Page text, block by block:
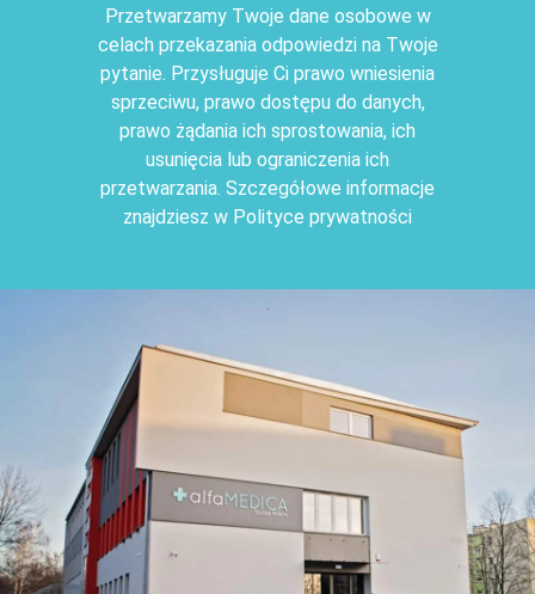
Przetwarzamy Twoje dane osobowe w
celach przekazania odpowiedzi na Twoje
pytanie. Przysługuje Ci prawo wniesienia
sprzeciwu, prawo dostępu do danych,
prawo żądania ich sprostowania, ich
usunięcia lub ograniczenia ich
przetwarzania. Szczegółowe informacje
znajdziesz w Polityce prywatności
.